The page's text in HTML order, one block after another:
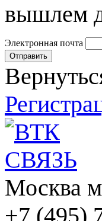
вышлем
Электронная почта
Москва
+7 (495)